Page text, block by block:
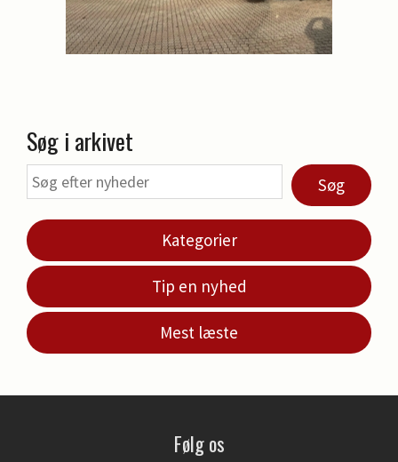
Søg i arkivet
Søg
Kategorier
Tip en nyhed
Mest læste
Følg os